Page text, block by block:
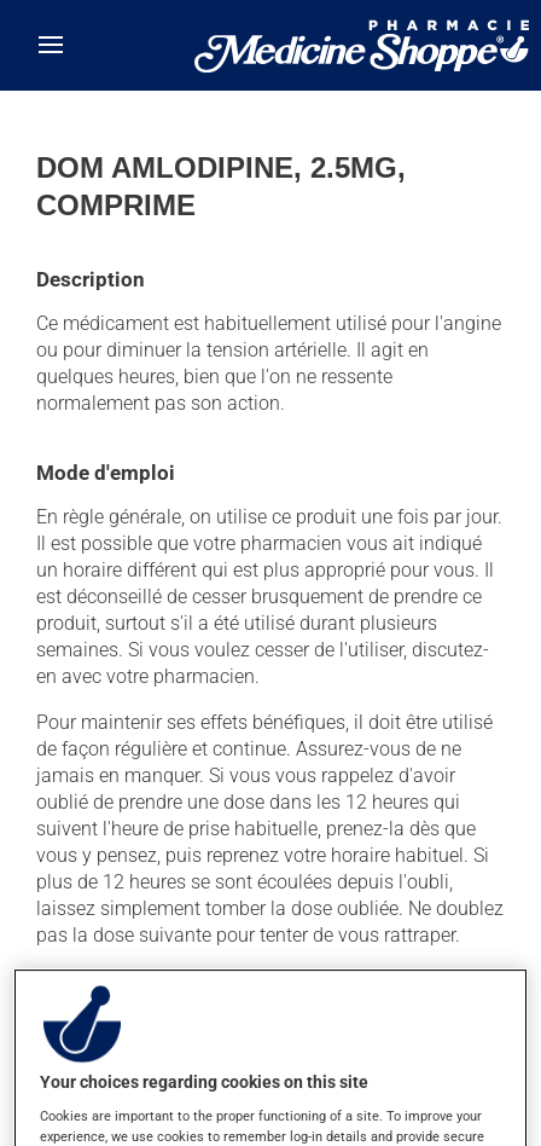
DOM AMLODIPINE, 2.5MG,
COMPRIME
Description
Ce médicament est habituellement utilisé pour l'angine
ou pour diminuer la tension artérielle. Il agit en
quelques heures, bien que l'on ne ressente
normalement pas son action.
Mode d'emploi
En règle générale, on utilise ce produit une fois par jour.
Il est possible que votre pharmacien vous ait indiqué
un horaire différent qui est plus approprié pour vous. Il
est déconseillé de cesser brusquement de prendre ce
produit, surtout s'il a été utilisé durant plusieurs
semaines. Si vous voulez cesser de l'utiliser, discutez-
en avec votre pharmacien.
Pour maintenir ses effets bénéfiques, il doit être utilisé
de façon régulière et continue. Assurez-vous de ne
jamais en manquer. Si vous vous rappelez d'avoir
oublié de prendre une dose dans les 12 heures qui
suivent l'heure de prise habituelle, prenez-la dès que
vous y pensez, puis reprenez votre horaire habituel. Si
plus de 12 heures se sont écoulées depuis l'oubli,
laissez simplement tomber la dose oubliée. Ne doublez
pas la dose suivante pour tenter de vous rattraper.
Ce médicament peut être pris avec ou sans nourriture,
sans égard aux repas ou aux collations. Consultez
votre pharmacien avant de consommer du
pamplemousse ou du jus de pamplemousse durant
votre traitement. Le pamplemousse pourrait modifier
l'effet de ce médicament chez certaines personnes.
Your choices regarding cookies on this site
Cookies are important to the proper functioning of a site. To improve your
experience, we use cookies to remember log-in details and provide secure